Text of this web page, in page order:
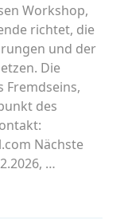
Workshop,
richtet, die
und der
Die
Fremdseins,
des
Nächste
…